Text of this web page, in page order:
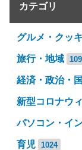
カテゴリ
グルメ・クッ
旅行・地域
経済・政治・
新型コロナウ
パソコン・イ
育児 1024